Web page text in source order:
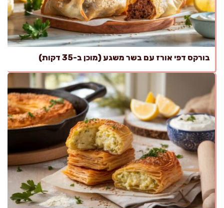
בורקס דפי אורז עם בשר משגע (מוכן ב-35 דקות)